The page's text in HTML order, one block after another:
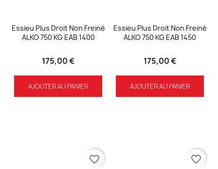
Essieu Plus Droit Non Freiné
ALKO 750 KG EAB 1400
175,00 €
AJOUTER AU PANIER
Essieu Plus Droit Non Freiné
ALKO 750 KG EAB 1450
175,00 €
AJOUTER AU PANIER
favorite_border favorite_border